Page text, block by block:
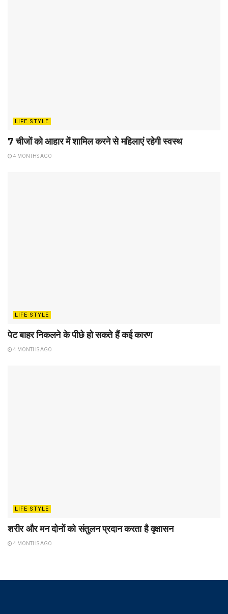
LIFE STYLE
7 चीजों को आहार में शामिल करने से महिलाएं रहेगी स्वस्थ
4 MONTHS AGO
LIFE STYLE
पेट बाहर निकलने के पीछे हो सकते हैं कई कारण
4 MONTHS AGO
LIFE STYLE
शरीर और मन दोनों को संतुलन प्रदान करता है वृक्षासन
4 MONTHS AGO